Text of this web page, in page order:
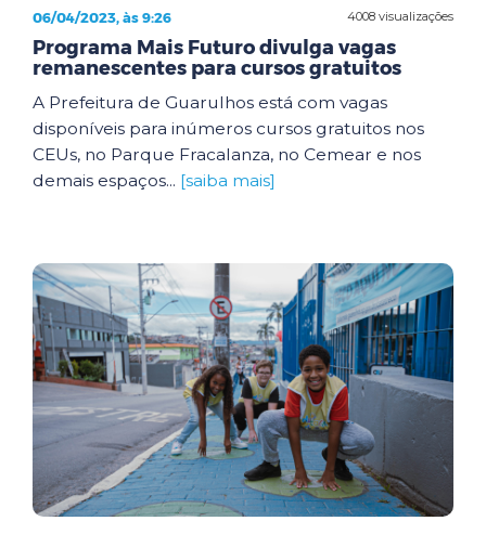
4008 visualizações
06/04/2023, às 9:26
Programa Mais Futuro divulga vagas
remanescentes para cursos gratuitos
A Prefeitura de Guarulhos está com vagas
disponíveis para inúmeros cursos gratuitos nos
CEUs, no Parque Fracalanza, no Cemear e nos
demais espaços... [saiba mais]